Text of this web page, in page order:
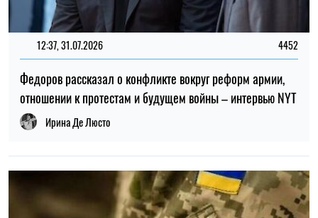
ТОП
19:30, 27.07.2026 3867
Мужчин после 60 лет могут взять в ВСУ: кто может
попасть в армию